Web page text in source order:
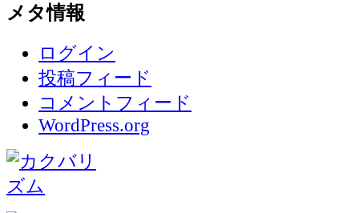
メタ情報
ログイン
投稿フィード
コメントフィード
WordPress.org